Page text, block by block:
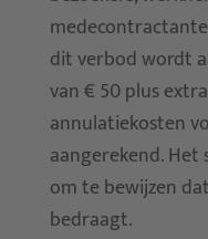
dit verbod wordt
van € 50 plus
annulatiekosten
aangerekend.
om te bewijzen
bedraagt.